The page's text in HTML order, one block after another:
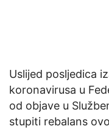
Uslijed posljedica
koronavirusa u
od objave u
stupiti rebalans